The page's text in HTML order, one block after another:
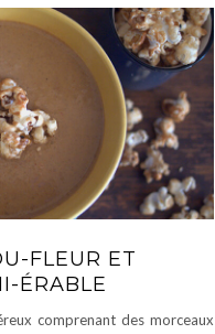
FLEUR ET
ÉRABLE
comprenant des morceaux